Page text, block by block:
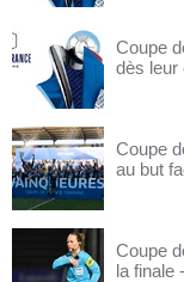
Coupe
dès leur
Coupe
au but
Coupe
la finale